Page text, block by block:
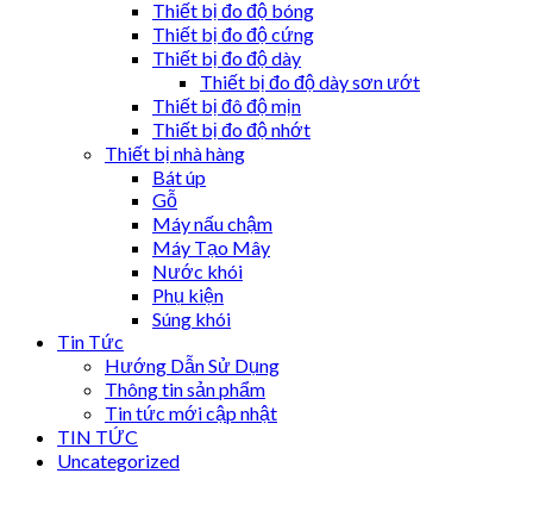
Thiết bị đo độ bóng
Thiết bị đo độ cứng
Thiết bị đo độ dày
Thiết bị đo độ dày sơn ướt
Thiết bị đô độ mịn
Thiết bị đo độ nhớt
Thiết bị nhà hàng
Bát úp
Gỗ
Máy nấu chậm
Máy Tạo Mây
Nước khói
Phụ kiện
Súng khói
Tin Tức
Hướng Dẫn Sử Dụng
Thông tin sản phẩm
Tin tức mới cập nhật
TIN TỨC
Uncategorized